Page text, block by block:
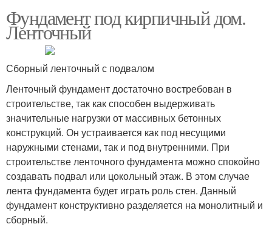
Фундамент под кирпичный дом.
Ленточный
Сборный ленточный с подвалом
Ленточный фундамент достаточно востребован в
строительстве, так как способен выдерживать
значительные нагрузки от массивных бетонных
конструкций. Он устраивается как под несущими
наружными стенами, так и под внутренними. При
строительстве ленточного фундамента можно спокойно
создавать подвал или цокольный этаж. В этом случае
лента фундамента будет играть роль стен. Данный
фундамент конструктивно разделяется на монолитный и
сборный.